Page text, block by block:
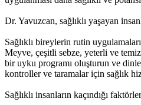
Dr. Yavuzcan, sağlıklı yaşayan
Sağlıklı bireylerin rutin
Meyve, çeşitli sebze, yeterli ve
bir uyku programı oluşturun ve
kontroller ve taramalar için sağlık
Sağlıklı insanların kaçındığı